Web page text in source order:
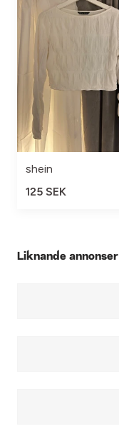
shein
125 SEK
Liknande annonser